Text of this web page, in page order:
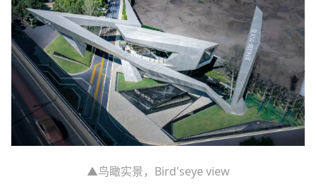
▲鸟瞰实景，Bird'seye view